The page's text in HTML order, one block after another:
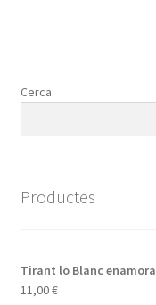
Cerca
Productes
Tirant lo Blanc
11,00€